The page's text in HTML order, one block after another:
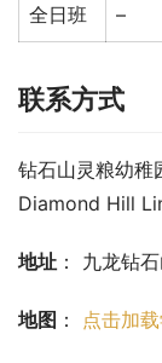
全日班 –
联系方式
钻石山灵粮幼稚
Diamond Hill
地址 ： 九龙钻
地图 ： 点击加